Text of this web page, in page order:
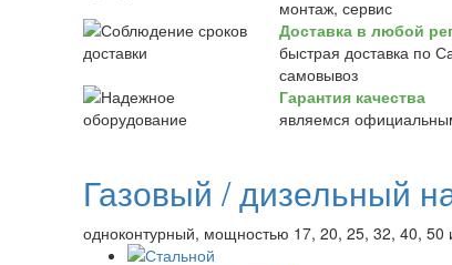
монтаж, сервис
Доставка в любой
быстрая доставка по
самовывоз
Гарантия качества
являемся
Газовый / дизельный
одноконтурный, мощностью 17, 20, 25, 32, 40, 50